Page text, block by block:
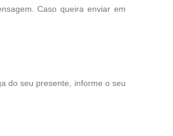
Caso queira enviar em
do seu presente, informe o seu